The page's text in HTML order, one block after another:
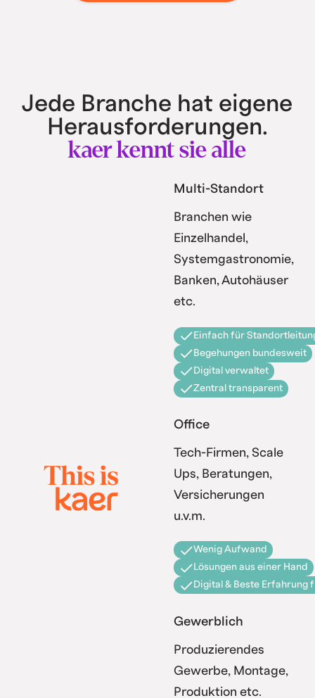
Jede Branche hat eigene
Herausforderungen.
kaer kennt sie alle
Multi-Standort
Branchen wie
Einzelhandel,
Systemgastronomie,
Banken, Autohäuser
etc.
Einfach für
Begehungen bundesweit
Digital verwaltet
Zentral transparent
Office
Tech-Firmen, Scale
Ups, Beratungen,
Versicherungen
u.v.m.
Wenig Aufwand
Lösungen aus einer Hand
Digital & Beste Erfahrung
Gewerblich
Produzierendes
Gewerbe, Montage,
Produktion etc.